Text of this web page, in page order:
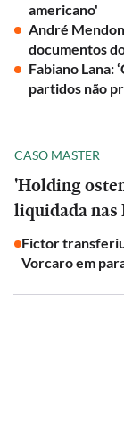
americano'
André
documentos
Fabiano Lana:
partidos não
CASO MASTER
'Holding
liquidada nas
Fictor
Vorcaro em